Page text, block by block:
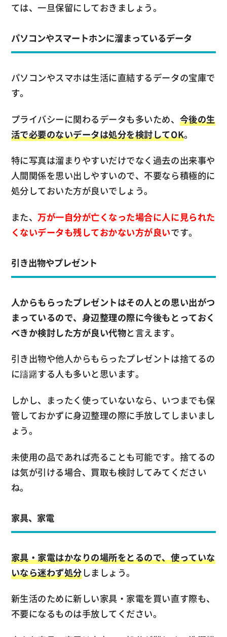
ては、一旦保留にしておきましょう。
パソコンやスマートホンに溜まっているデータ
パソコンやスマホは生活に直結するデータの宝庫で
す。
プライバシーに関わるデータも多いため、 今後の生
活で必要のないデータは処分を検討してOK。
特に写真は溜まりやすいだけでなく過去の出来事や
人間関係を思い出しやすいので、不要なら積極的に
処分しておいた方が良いでしょう。
また、 万が一自分が亡くなった場合に人に見られた
くないデータも残しておかない方が良いです。
引き出物やプレゼント
人からもらったプレゼントはその人との思い出がつ
まっているので、身辺整理の際に今後もとっておく
べきか検討した方が良い代物と言えます。
引き出物や他人からもらったプレゼントは捨てるの
に躊躇する人も多いと思います。
しかし、まったく使っていないなら、いつまでも保
管しておかずに身辺整理の際に手放してしまいまし
ょう。
未使用の品であれば売ることも可能です。捨てるの
は気が引ける場合、買取も検討してみてください
ね。
家具、家電
家具・家電はかなりの場所をとるので、使っていな
いなら迷わず処分しましょう。
新生活のために新しい家具・家電を買い直す際も、
不要になるものは手放してください。